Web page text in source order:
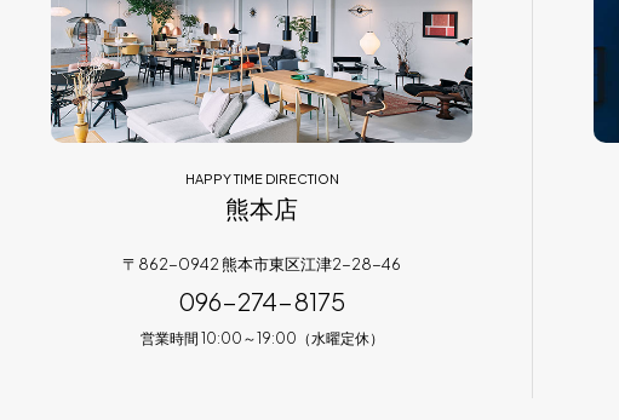
HAPPY TIME DIRECTION
熊本店
〒862-0942 熊本市東区江津2-28-46
096-274-8175
営業時間 10:00～19:00（水曜定休）